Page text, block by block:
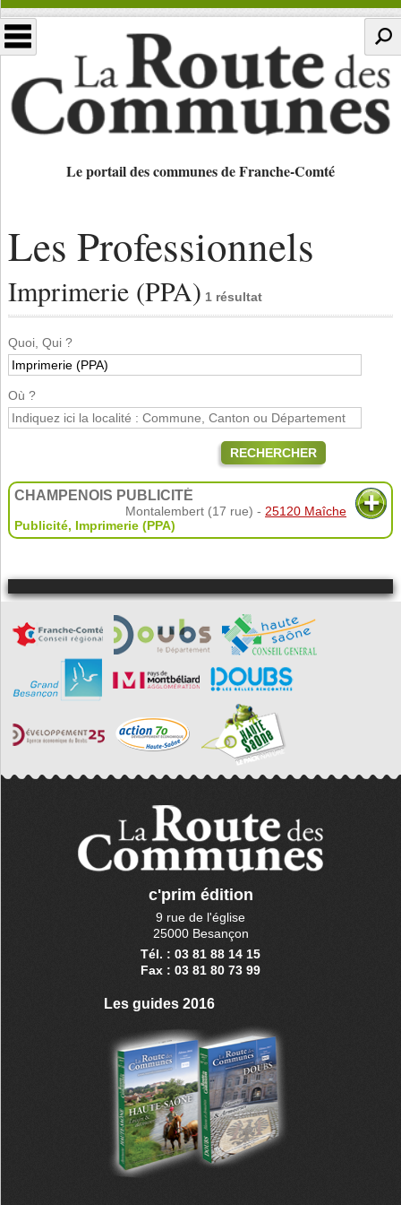
Le portail des communes de Franche-Comté
Les Professionnels
Imprimerie (PPA) 1 résultat
Quoi, Qui ?
Où ?
RECHERCHER
CHAMPENOIS PUBLICITÉ
Montalembert (17 rue) - 25120 Maîche
Publicité, Imprimerie (PPA)
c'prim édition
9 rue de l'église
25000 Besançon
Tél. : 03 81 88 14 15
Fax : 03 81 80 73 99
Les guides 2016